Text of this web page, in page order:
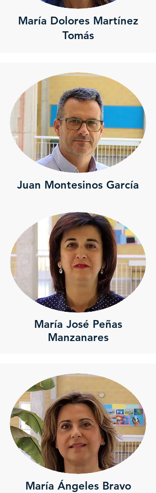
María Dolores Martínez
Tomás
Juan Montesinos García
María José Peñas
Manzanares
María Ángeles Bravo